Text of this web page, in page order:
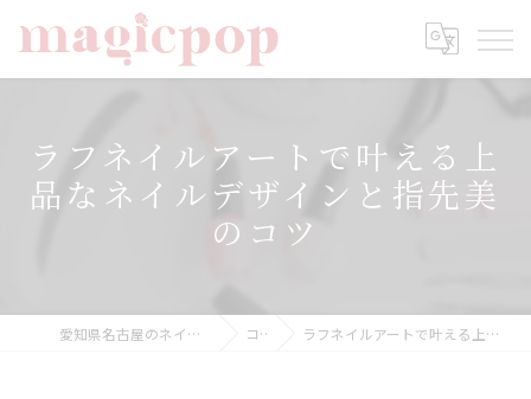
ラフネイルアートで叶える上
品なネイルデザインと指先美
のコツ
愛知県名古屋のネイルならnailsalon magicpop コラム ラフネイルアートで叶える上品なネイルデザインと指先美のコツ